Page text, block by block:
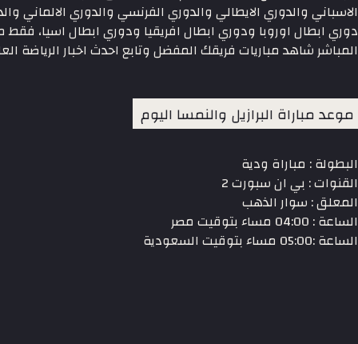
الاسباني والدوري الايطالي والدوري الفرنسي والدوري
دوري ابطال اوروبا ودوري ابطال افريقيا ودوري ابطال اسيا،
المباشر شاهد مباريات فريقك المفضل وتابع احدث اخبار الرياضة
موعد مباراة البرازيل والنمسا اليوم
البطولة : مباراة ودية
القنوات : بي ان سبورت 2
المعلق : سوار الذهب
الساعة : 04:00 مساء بتوقيت مصر
الساعة :05:00 مساء بتوقيت السعودية